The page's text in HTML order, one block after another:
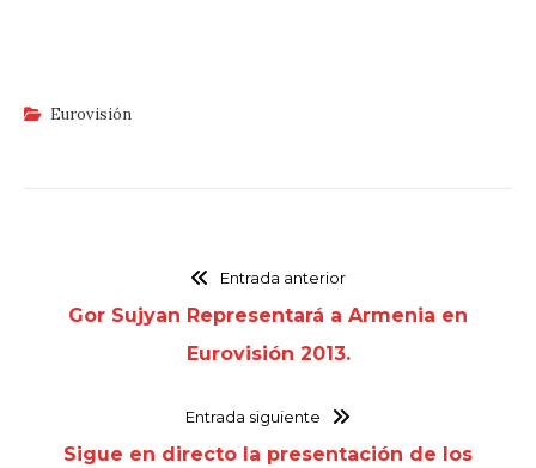
Eurovisión
Entrada anterior
Gor Sujyan Representará a Armenia en
Eurovisión 2013.
Entrada siguiente
Sigue en directo la presentación de los